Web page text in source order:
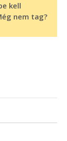
kell
nem tag?